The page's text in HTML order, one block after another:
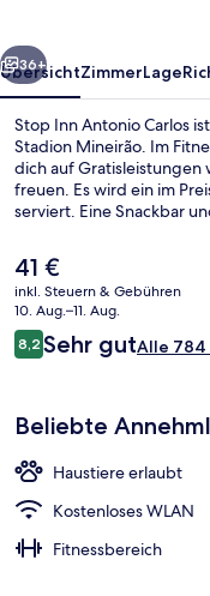
Weiter
36+
ÜbersichtZimmerLage
Stop Inn Antonio Carlos
Stadion Mineirão. Im
dich auf Gratisleistungen
freuen. Es wird ein im
serviert. Eine Snackbar
Der
aktuelle
Preis
beträgt
41 €.
41 €
inkl. Steuern & Gebühren
10. Aug.–11. Aug.
Bewertungen
8,28,2 von 10.
Sehr gutAlle
Beliebte
Haustiere erlaubt
Kostenloses WLAN
Fitnessbereich